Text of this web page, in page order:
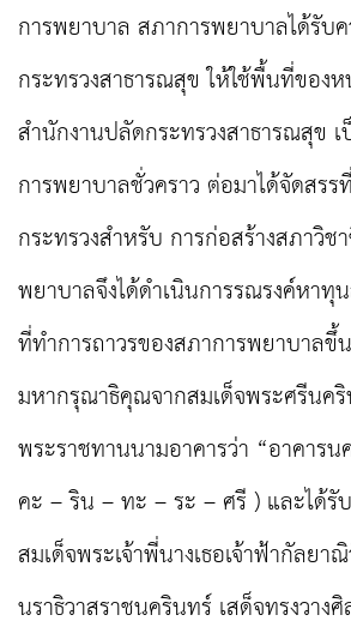
การพยาบาล สภาการพยาบาลได้รับ
กระทรวงสาธารณสุข ให้ใช้พื้นที่ของ
สำนักงานปลัดกระทรวงสาธารณสุข
การพยาบาลชั่วคราว ต่อมาได้จัดสร
กระทรวงสำหรับ การก่อสร้างสภาวิ
พยาบาลจึงได้ดำเนินการรณรงค์หาทุ
ที่ทำการถาวรของสภาการพยาบาลขึ้
มหากรุณาธิคุณจากสมเด็จพระศรีนค
พระราชทานนามอาคารว่า “อาคาร
คะ – ริน – ทะ – ระ – ศรี ) และได้
สมเด็จพระเจ้าพี่นางเธอเจ้าฟ้ากัลย
นราธิวาสราชนครินทร์ เสด็จทรงวาง